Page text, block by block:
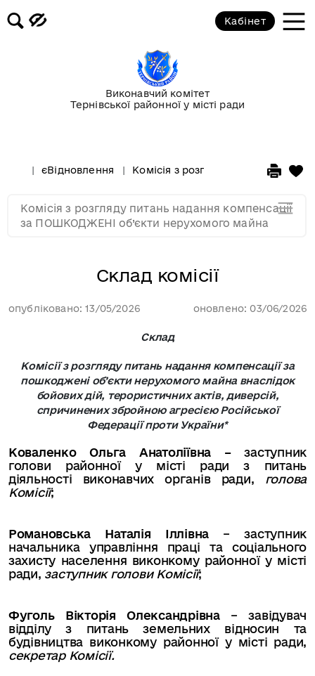
Виконавчий комітет
Тернівської районної у місті ради
Кабінет
єВідновлення Комісія з розгляду питань
Склад комісії
опубліковано: 13/05/2026 оновлено: 03/06/2026
Склад
Комісії з розгляду питань надання компенсації за
пошкоджені об’єкти нерухомого майна внаслідок
бойових дій, терористичних актів, диверсій,
спричинених збройною агресією Російської
Федерації проти України*
Коваленко Ольга Анатоліївна –заступник
голови районної у місті ради з питань
діяльності виконавчих органів ради, голова
Комісії;
Романовська Наталія Іллівна – заступник
начальника управління праці та соціального
захисту населення виконкому районної у місті
ради, заступник голови Комісії;
Фуголь Вікторія Олександрівна– завідувач
відділу з питань земельних відносин та
будівництва виконкому районної у місті ради,
секретар Комісії.
Комісія з розгляду питань надання компенсації
за ПОШКОДЖЕНІ об’єкти нерухомого майна
Склад комісії
комісії
Мапа розділу